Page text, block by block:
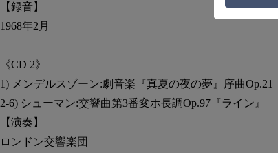
【録音】
1968年2月
《CD 2》
1) メンデルスゾーン:劇音楽『真夏の夜の夢』序曲Op.21
2-6) シューマン:交響曲第3番変ホ長調Op.97『ライン』
【演奏】
ロンドン交響楽団